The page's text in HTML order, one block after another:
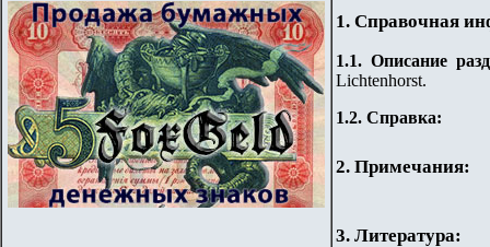
1. Справочная
1.1. Описание
Lichtenhorst.
1.2. Справка:
2. Примечания:
3. Литература: